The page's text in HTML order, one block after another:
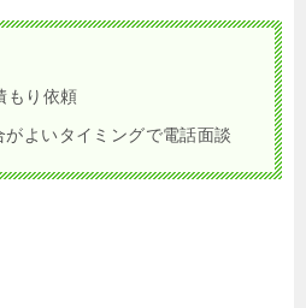
もり依頼
がよいタイミングで電話面談